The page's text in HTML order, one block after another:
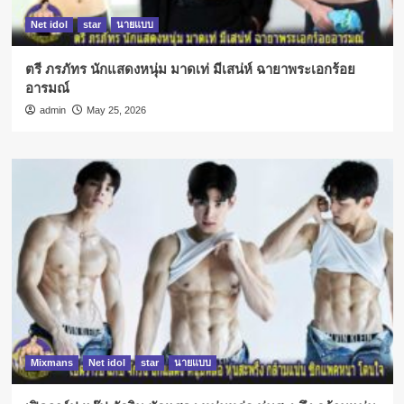
Net idol star นายแบบ
ตรี ภรภัทร นักแสดงหนุ่ม มาดเท่ มีเสน่ห์ ฉายาพระเอกร้อย
อารมณ์
admin May 25, 2026
Mixmans Net idol star นายแบบ